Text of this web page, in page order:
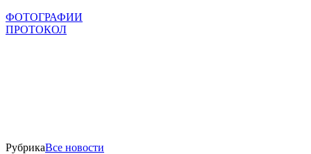
ФОТОГРАФИИ
ПРОТОКОЛ
РубрикаВсе новости